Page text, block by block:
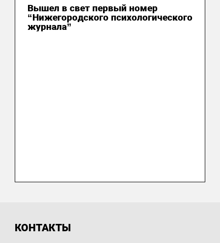
Вышел в свет первый номер
“Нижегородского психологического
журнала”
КОНТАКТЫ